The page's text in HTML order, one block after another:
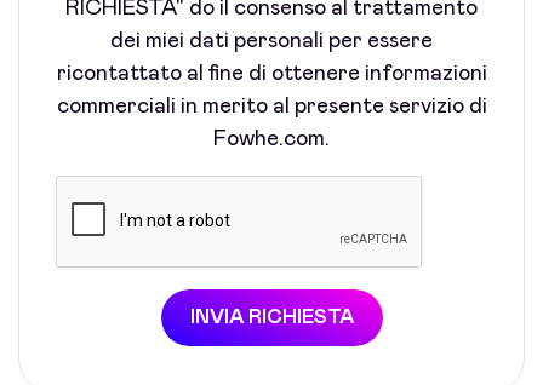
RICHIESTA" do il consenso al trattamento
dei miei dati personali per essere
ricontattato al fine di ottenere informazioni
commerciali in merito al presente servizio di
Fowhe.com.
INVIA RICHIESTA